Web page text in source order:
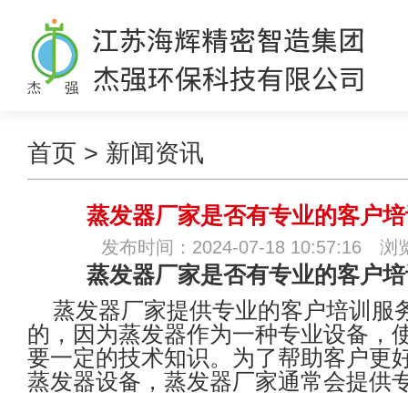
首页 > 新闻资讯
蒸发器厂家是否有专业的客户
发布时间：2024-07-18 10:57:16 浏
蒸发器厂家是否有专业的客户
蒸发器厂家提供专业的客户培训服
的，因为蒸发器作为一种专业设备，
要一定的技术知识。为了帮助客户更
蒸发器设备，蒸发器厂家通常会提供